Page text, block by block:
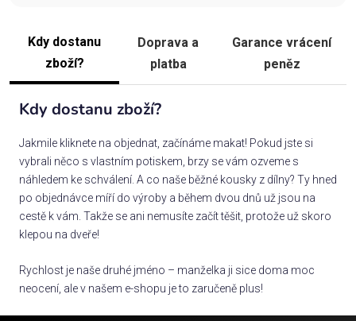
Kdy dostanu
zboží?
Doprava a
platba
Garance vrácení
peněz
Kdy dostanu zboží?
Jakmile kliknete na objednat, začínáme makat! Pokud jste si
vybrali něco s vlastním potiskem, brzy se vám ozveme s
náhledem ke schválení. A co naše běžné kousky z dílny? Ty hned
po objednávce míří do výroby a během dvou dnů už jsou na
cestě k vám. Takže se ani nemusíte začít těšit, protože už skoro
klepou na dveře!
Rychlost je naše druhé jméno – manželka ji sice doma moc
neocení, ale v našem e-shopu je to zaručeně plus!